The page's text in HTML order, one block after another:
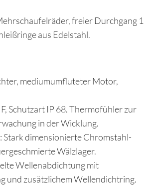
freier Durchgang 1
aus Edelstahl.
mediumumfluteter Motor,
Schutzart IP 68. Thermofühler zur
in der Wicklung.
Stark dimensionierte Chromstahl-
Wälzlager.
Wellenabdichtung mit
und zusätzlichem Wellendichtring.